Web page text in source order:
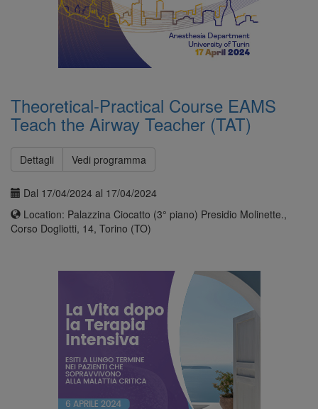
Theoretical-Practical Course EAMS
Teach the Airway Teacher (TAT)
Dettagli Vedi programma
Dal 17/04/2024 al 17/04/2024
Location: Palazzina Ciocatto (3° piano) Presidio Molinette.,
Corso Dogliotti, 14, Torino (TO)